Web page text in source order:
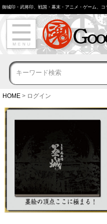
御城印・武将印、戦国・幕末・アニメ・ゲーム、
HOME ログイン